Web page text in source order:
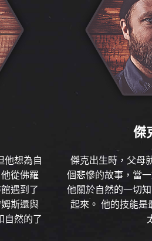
他想為自
從佛羅
遇到了
斯還與
自然的了
傑
傑克出生時，父母
個悲慘的故事，當
他關於自然的一切
起來。 他的技能